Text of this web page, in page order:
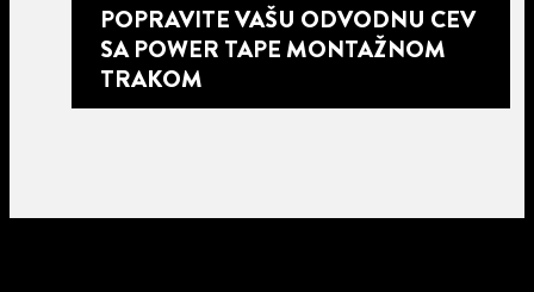
POPRAVITE VAŠU ODVODNU CEV
SA POWER TAPE MONTAŽNOM
TRAKOM